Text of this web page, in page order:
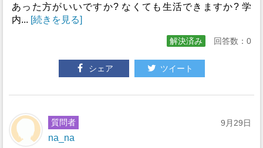
あった方がいいですか? なくても生活できますか? 学
内... [続きを見る]
解決済み 回答数：0
シェア ツイート
質問者
na_na
9月29日